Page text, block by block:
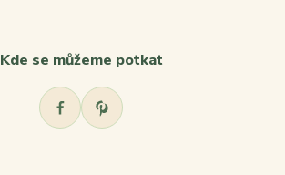
Kde se můžeme potkat